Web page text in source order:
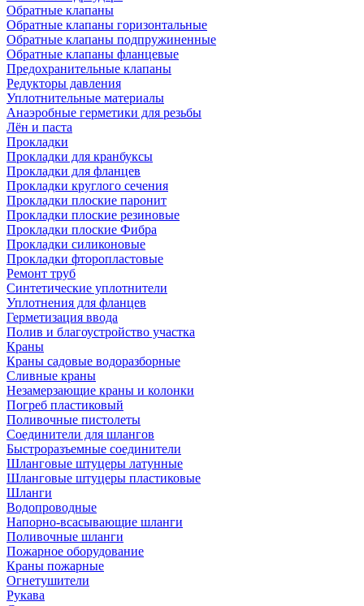
Обратные клапаны
Обратные клапаны горизонтальные
Обратные клапаны подпружиненные
Обратные клапаны фланцевые
Предохранительные клапаны
Редукторы давления
Уплотнительные материалы
Анаэробные герметики для резьбы
Лён и паста
Прокладки
Прокладки для кранбуксы
Прокладки для фланцев
Прокладки круглого сечения
Прокладки плоские паронит
Прокладки плоские резиновые
Прокладки плоские Фибра
Прокладки силиконовые
Прокладки фторопластовые
Ремонт труб
Синтетические уплотнители
Уплотнения для фланцев
Герметизация ввода
Полив и благоустройство участка
Краны
Краны садовые водоразборные
Сливные краны
Незамерзающие краны и колонки
Погреб пластиковый
Поливочные пистолеты
Соединители для шлангов
Быстроразъемные соединители
Шланговые штуцеры латунные
Шланговые штуцеры пластиковые
Шланги
Водопроводные
Напорно-всасывающие шланги
Поливочные шланги
Пожарное оборудование
Краны пожарные
Огнетушители
Рукава